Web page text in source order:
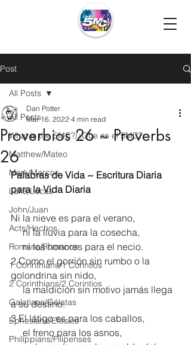
Post
All Posts
What is the 5MC?/¿Que es el 5MC?
Matthew/Mateo
Mark/Marcos
Luke/Lucas
John/Juan
Acts/Hechos
Romans/Romanos
1 Corinthians/1 Corintios
2 Corinthians/2 Corintios
Galatians/Gálatas
Ephesians/Efesios
Philippians/Filipenses
All Posts
Proverbios 26 ~ Proverbs
26
Dan Potter
Mar 16, 2022 4 min read
Palabras de Vida ~ Escritura Diaria
para la Vida Diaria
Ni la nieve es para el verano,
     ni la lluvia para la cosecha,
     ni los honores para el necio.
2 Como el gorrión sin rumbo o la
golondrina sin nido,
     la maldición sin motivo jamás llega
a su destino.
3 El látigo es para los caballos,
     el freno para los asnos,